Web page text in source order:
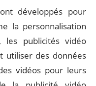
développés pour
la personnalisation
publicités vidéo
utiliser des données
vidéos pour leurs